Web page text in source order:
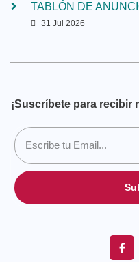
TABLÓN DE
31 Jul 2026
¡Suscríbete para recibir